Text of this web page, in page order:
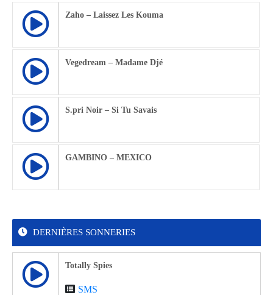
Zaho – Laissez Les Kouma
Vegedream – Madame Djé
S.pri Noir – Si Tu Savais
GAMBINO – MEXICO
DERNIÈRES SONNERIES
Totally Spies
SMS